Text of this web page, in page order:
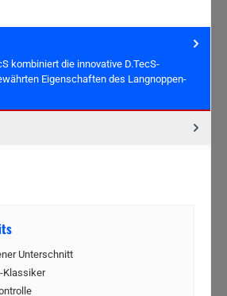
kombiniert die innovative D.TecS-
Eigenschaften des Langnoppen-
Unterschnitt
Klassiker